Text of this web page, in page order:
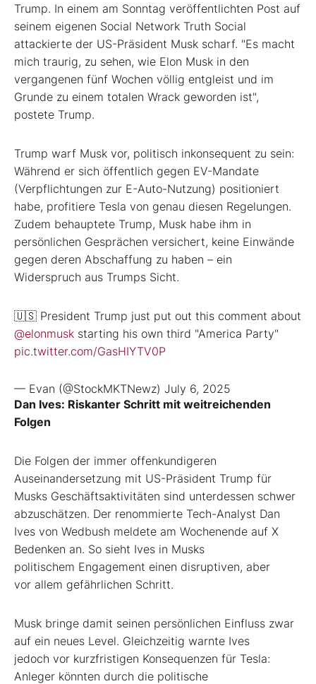
Trump. In einem am Sonntag veröffentlichten Post auf
seinem eigenen Social Network Truth Social
attackierte der US-Präsident Musk scharf. "Es macht
mich traurig, zu sehen, wie Elon Musk in den
vergangenen fünf Wochen völlig entgleist und im
Grunde zu einem totalen Wrack geworden ist",
postete Trump.
Trump warf Musk vor, politisch inkonsequent zu sein:
Während er sich öffentlich gegen EV-Mandate
(Verpflichtungen zur E-Auto-Nutzung) positioniert
habe, profitiere Tesla von genau diesen Regelungen.
Zudem behauptete Trump, Musk habe ihm in
persönlichen Gesprächen versichert, keine Einwände
gegen deren Abschaffung zu haben – ein
Widerspruch aus Trumps Sicht.
🇺🇸 President Trump just put out this comment about
@elonmusk starting his own third "America Party"
pic.twitter.com/GasHIYTV0P
— Evan (@StockMKTNewz) July 6, 2025
Dan Ives: Riskanter Schritt mit weitreichenden
Folgen
Die Folgen der immer offenkundigeren
Auseinandersetzung mit US-Präsident Trump für
Musks Geschäftsaktivitäten sind unterdessen schwer
abzuschätzen. Der renommierte Tech-Analyst Dan
Ives von Wedbush meldete am Wochenende auf X
Bedenken an. So sieht Ives in Musks
politischem Engagement einen disruptiven, aber
vor allem gefährlichen Schritt.
Musk bringe damit seinen persönlichen Einfluss zwar
auf ein neues Level. Gleichzeitig warnte Ives
jedoch vor kurzfristigen Konsequenzen für Tesla:
Anleger könnten durch die politische